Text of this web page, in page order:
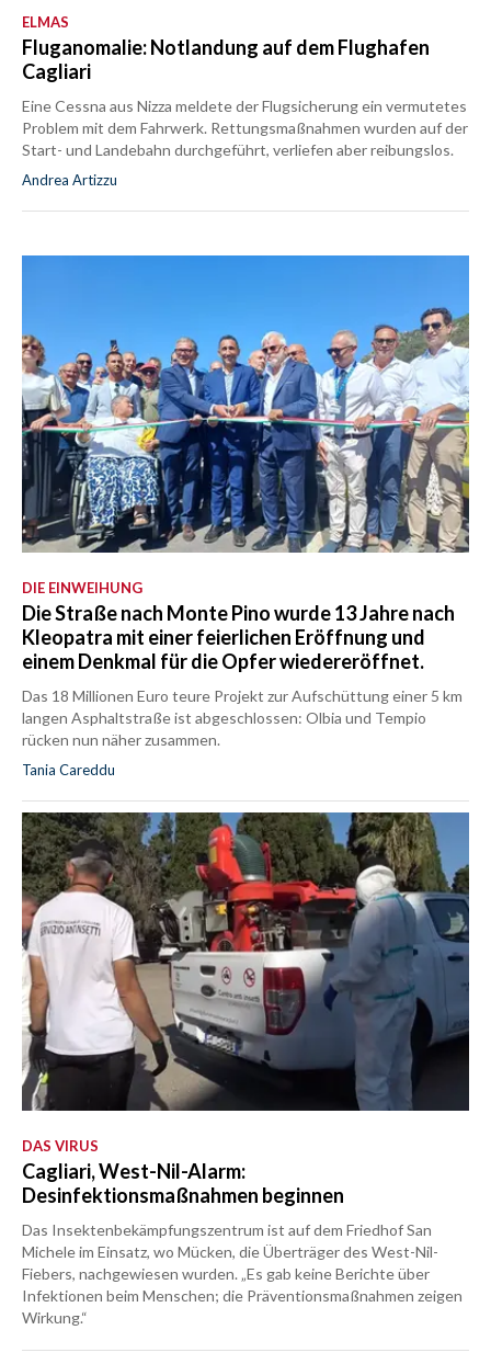
ELMAS
Fluganomalie: Notlandung auf dem Flughafen
Cagliari
Eine Cessna aus Nizza meldete der Flugsicherung ein vermutetes
Problem mit dem Fahrwerk. Rettungsmaßnahmen wurden auf der
Start- und Landebahn durchgeführt, verliefen aber reibungslos.
Andrea Artizzu
DIE EINWEIHUNG
Die Straße nach Monte Pino wurde 13 Jahre nach
Kleopatra mit einer feierlichen Eröffnung und
einem Denkmal für die Opfer wiedereröffnet.
Das 18 Millionen Euro teure Projekt zur Aufschüttung einer 5 km
langen Asphaltstraße ist abgeschlossen: Olbia und Tempio
rücken nun näher zusammen.
Tania Careddu
DAS VIRUS
Cagliari, West-Nil-Alarm:
Desinfektionsmaßnahmen beginnen
Das Insektenbekämpfungszentrum ist auf dem Friedhof San
Michele im Einsatz, wo Mücken, die Überträger des West-Nil-
Fiebers, nachgewiesen wurden. „Es gab keine Berichte über
Infektionen beim Menschen; die Präventionsmaßnahmen zeigen
Wirkung.“